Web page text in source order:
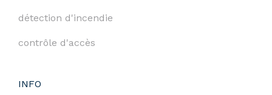
détection d'incendie
contrôle d'accès
INFO